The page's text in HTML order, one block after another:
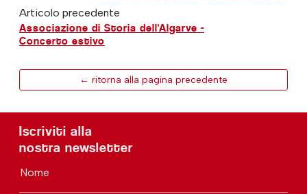
Articolo precedente
Associazione di Storia dell'Algarve -
Concerto estivo
← ritorna alla pagina precedente
Iscriviti alla
nostra newsletter
Nome